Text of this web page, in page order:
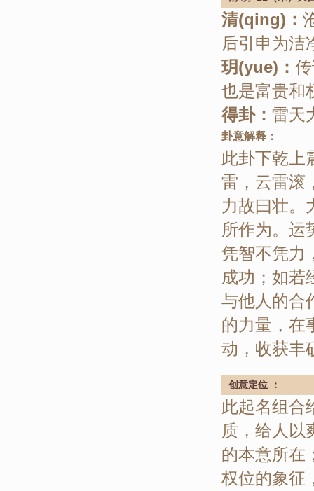
清(qing)：
后引申为洁
玥(yue)：
也是富贵和
得卦： 雷天
卦意解释：
此卦下乾上
雷，云雷滚
力故曰壮。
所作为。运
凭智不凭力
成功；如若
与他人的合
的力量，在
动，收获丰
创意定位 ：
此起名组合
质，给人以
的本意所在
权位的象征